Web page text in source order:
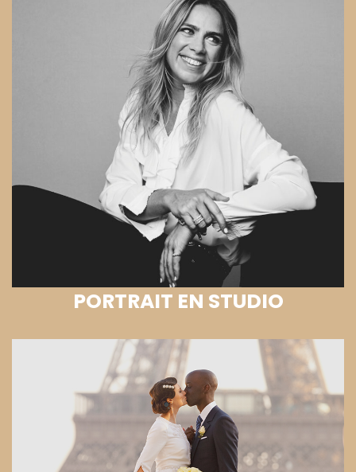
PORTRAIT EN STUDIO